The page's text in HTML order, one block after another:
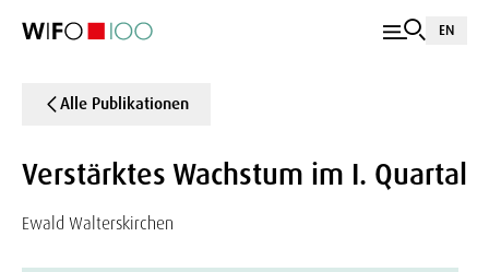
EN
Alle Publikationen
Verstärktes Wachstum im I. Quartal
Ewald Walterskirchen